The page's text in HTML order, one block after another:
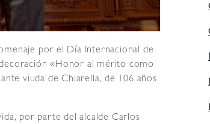
por el Día Internacional de
«Honor al mérito como
viuda de Chiarella, de 106 años
por parte del alcalde Carlos